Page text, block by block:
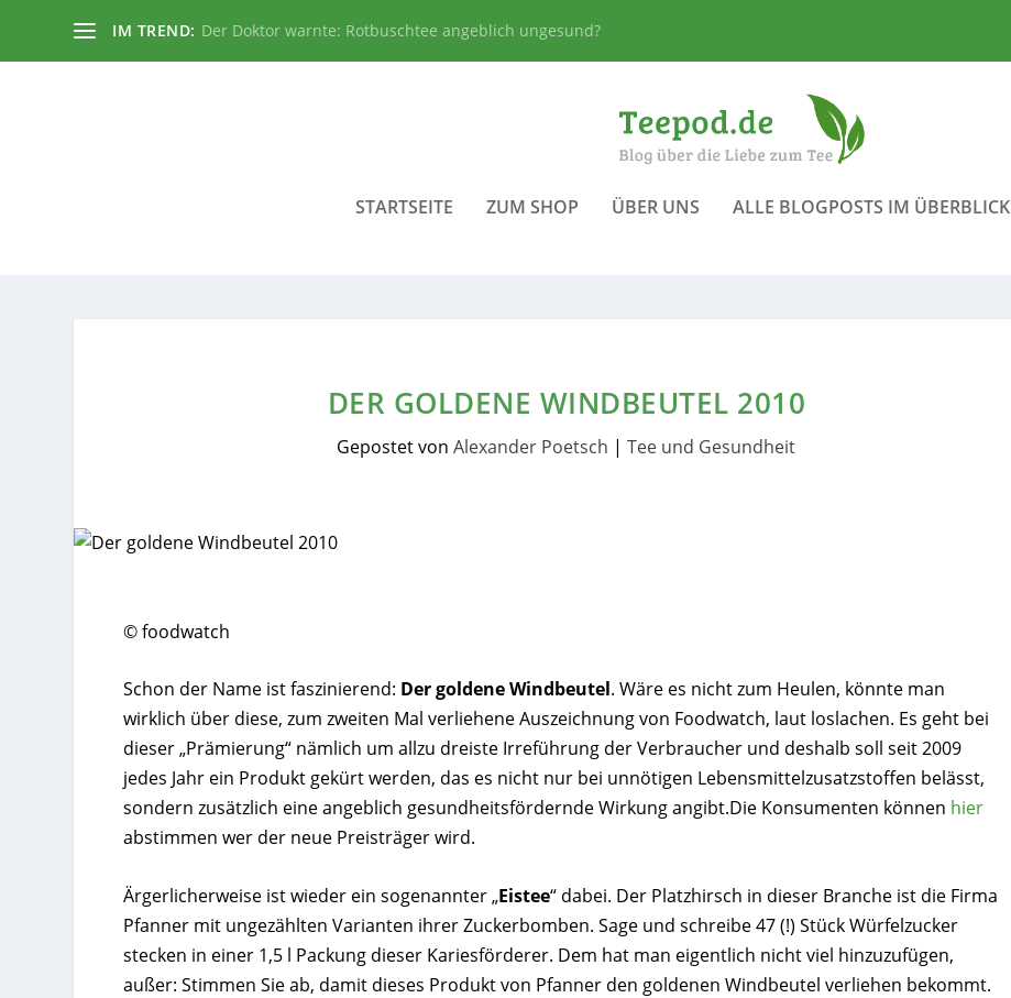
IM TREND: Der Doktor warnte: Rotbuschtee angeblich ungesund?
STARTSEITE ZUM SHOP ÜBER UNS ALLE BLOGPOSTS IM ÜBERBLICK
DER GOLDENE WINDBEUTEL 2010
Gepostet vonAlexander Poetsch |Tee und Gesundheit
© foodwatch
Schon der Name ist faszinierend: Der goldene Windbeutel. Wäre es nicht zum Heulen, könnte man
wirklich über diese, zum zweiten Mal verliehene Auszeichnung von Foodwatch, laut loslachen. Es geht bei
dieser „Prämierung“ nämlich um allzu dreiste Irreführung der Verbraucher und deshalb soll seit 2009
jedes Jahr ein Produkt gekürt werden, das es nicht nur bei unnötigen Lebensmittelzusatzstoffen belässt,
sondern zusätzlich eine angeblich gesundheitsfördernde Wirkung angibt.Die Konsumenten können hier
abstimmen wer der neue Preisträger wird.
Ärgerlicherweise ist wieder ein sogenannter „Eistee“ dabei. Der Platzhirsch in dieser Branche ist die Firma
Pfanner mit ungezählten Varianten ihrer Zuckerbomben. Sage und schreibe 47 (!) Stück Würfelzucker
stecken in einer 1,5 l Packung dieser Kariesförderer. Dem hat man eigentlich nicht viel hinzuzufügen,
außer: Stimmen Sie ab, damit dieses Produkt von Pfanner den goldenen Windbeutel verliehen bekommt.